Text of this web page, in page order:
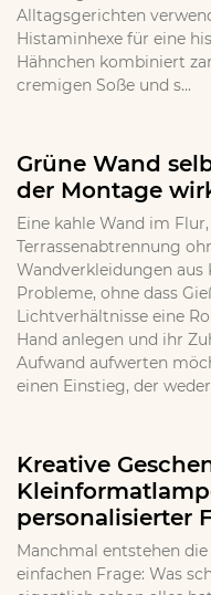
Alltagsgerichten
Histaminhexe für eine
Hähnchen kombiniert
cremigen Soße und s...
Grüne Wand
der Montage
Eine kahle Wand im
Terrassenabtrennung
Wandverkleidungen aus
Probleme, ohne dass
Lichtverhältnisse eine
Hand anlegen und ihr
Aufwand aufwerten
einen Einstieg, der
Kreative
personalisierter
Manchmal entstehen
einfachen Frage: Was